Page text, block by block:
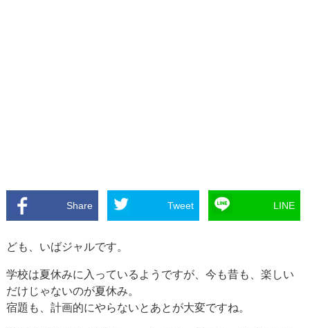
Share Tweet LINE
ども、いばジャルです。
学校は夏休みに入っているようですが、今も昔も、楽しい
だけじゃないのが夏休み。
宿題も、計画的にやらないとあとが大変ですね。